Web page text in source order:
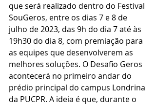
que será realizado dentro do Festival
SouGeros, entre os dias 7 e 8 de
julho de 2023, das 9h do dia 7 até às
19h30 do dia 8, com premiação para
as equipes que desenvolverem as
melhores soluções. O Desafio Geros
acontecerá no primeiro andar do
prédio principal do campus Londrina
da PUCPR. A ideia é que, durante o